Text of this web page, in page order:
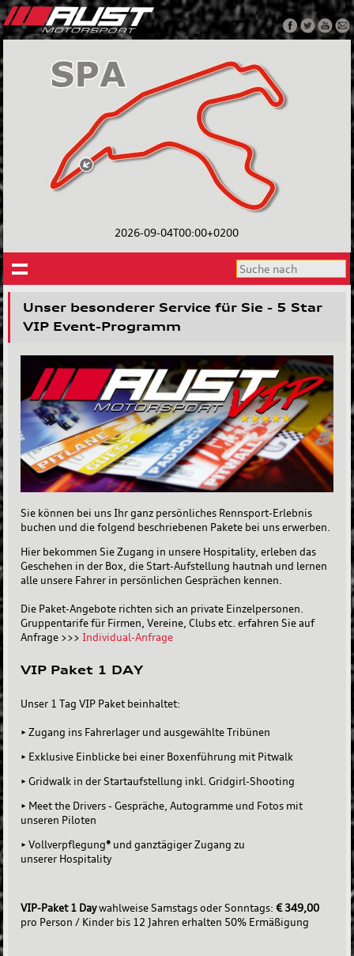
2026-09-04T00:00+0200
Unser besonderer Service für Sie - 5 Star
VIP Event-Programm
Sie können bei uns Ihr ganz persönliches Rennsport-Erlebnis
buchen und die folgend beschriebenen Pakete bei uns erwerben.
Hier bekommen Sie Zugang in unsere Hospitality, erleben das
Geschehen in der Box, die Start-Aufstellung hautnah und lernen
alle unsere Fahrer in persönlichen Gesprächen kennen.
Die Paket-Angebote richten sich an private Einzelpersonen.
Gruppentarife für Firmen, Vereine, Clubs etc. erfahren Sie auf
Anfrage >>>Individual-Anfrage
VIP Paket 1 DAY
Unser 1 Tag VIP Paket beinhaltet:
• Zugang ins Fahrerlager und ausgewählte Tribünen
• Exklusive Einblicke bei einer Boxenführung mit Pitwalk
• Gridwalk in der Startaufstellung inkl. Gridgirl-Shooting
• Meet the Drivers - Gespräche, Autogramme und Fotos mit
unseren Piloten
• Vollverpflegung* und ganztägiger Zugang zu
unserer Hospitality
VIP-Paket 1 Daywahlweise Samstags oder Sonntags:€ 349,00
pro Person / Kinder bis 12 Jahren erhalten 50% Ermäßigung